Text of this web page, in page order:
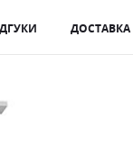
ДОСТАВКА